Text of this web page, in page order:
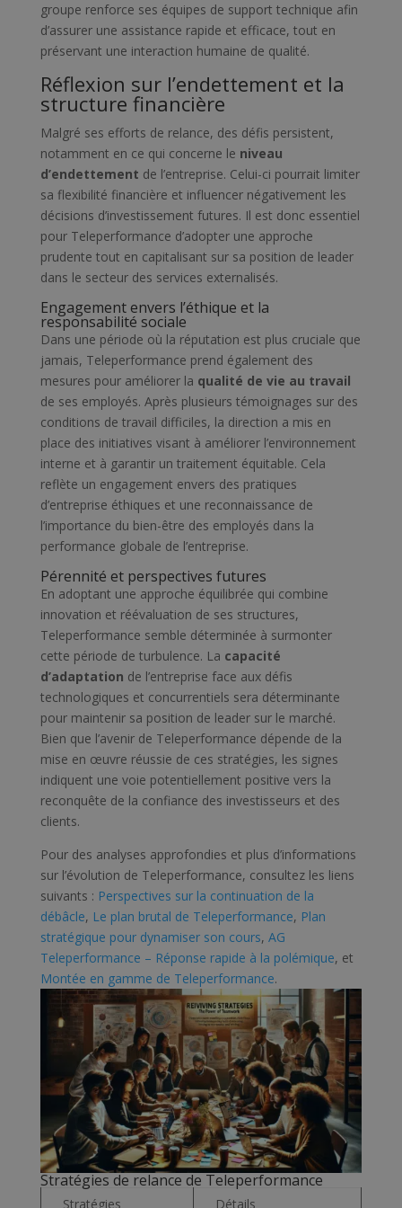
groupe renforce ses équipes de support technique afin
d’assurer une assistance rapide et efficace, tout en
préservant une interaction humaine de qualité.
Réflexion sur l’endettement et la
structure financière
Malgré ses efforts de relance, des défis persistent,
notamment en ce qui concerne le niveau
d’endettement de l’entreprise. Celui-ci pourrait limiter
sa flexibilité financière et influencer négativement les
décisions d’investissement futures. Il est donc essentiel
pour Teleperformance d’adopter une approche
prudente tout en capitalisant sur sa position de leader
dans le secteur des services externalisés.
Engagement envers l’éthique et la
responsabilité sociale
Dans une période où la réputation est plus cruciale que
jamais, Teleperformance prend également des
mesures pour améliorer la qualité de vie au travail
de ses employés. Après plusieurs témoignages sur des
conditions de travail difficiles, la direction a mis en
place des initiatives visant à améliorer l’environnement
interne et à garantir un traitement équitable. Cela
reflète un engagement envers des pratiques
d’entreprise éthiques et une reconnaissance de
l’importance du bien-être des employés dans la
performance globale de l’entreprise.
Pérennité et perspectives futures
En adoptant une approche équilibrée qui combine
innovation et réévaluation de ses structures,
Teleperformance semble déterminée à surmonter
cette période de turbulence. La capacité
d’adaptation de l’entreprise face aux défis
technologiques et concurrentiels sera déterminante
pour maintenir sa position de leader sur le marché.
Bien que l’avenir de Teleperformance dépende de la
mise en œuvre réussie de ces stratégies, les signes
indiquent une voie potentiellement positive vers la
reconquête de la confiance des investisseurs et des
clients.
Pour des analyses approfondies et plus d’informations
sur l’évolution de Teleperformance, consultez les liens
suivants : Perspectives sur la continuation de la
débâcle, Le plan brutal de Teleperformance, Plan
stratégique pour dynamiser son cours, AG
Teleperformance – Réponse rapide à la polémique, et
Montée en gamme de Teleperformance.
Stratégies de relance de Teleperformance
Stratégies Détails